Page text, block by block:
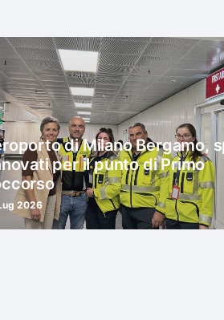
di Milano Bergamo,
per il punto di Primo
2026